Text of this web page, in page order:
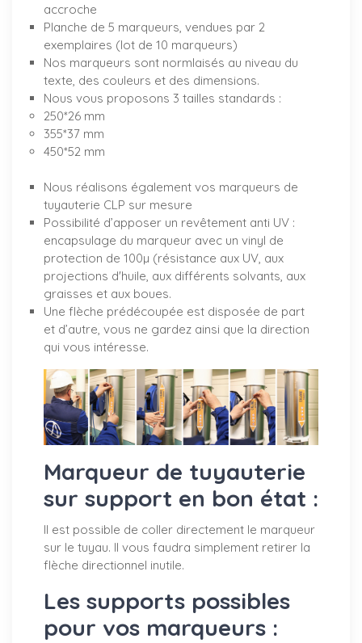
accroche
Planche de 5 marqueurs, vendues par 2
exemplaires (lot de 10 marqueurs)
Nos marqueurs sont normlaisés au niveau du
texte, des couleurs et des dimensions.
Nous vous proposons 3 tailles standards :
250*26 mm
355*37 mm
450*52 mm
Nous réalisons également vos marqueurs de
tuyauterie CLP sur mesure
Possibilité d’apposer un revêtement anti UV :
encapsulage du marqueur avec un vinyl de
protection de 100µ (résistance aux UV, aux
projections d'huile, aux différents solvants, aux
graisses et aux boues.
Une flèche prédécoupée est disposée de part
et d’autre, vous ne gardez ainsi que la direction
qui vous intéresse.
Marqueur de tuyauterie
sur support en bon état :
Il est possible de coller directement le marqueur
sur le tuyau. Il vous faudra simplement retirer la
flèche directionnel inutile.
Les supports possibles
pour vos marqueurs :